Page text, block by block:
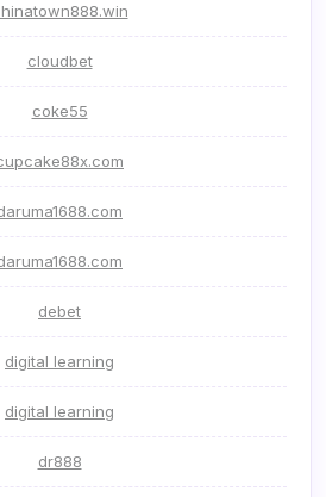
cloudbet
coke55
debet
digital learning
digital learning
dr888